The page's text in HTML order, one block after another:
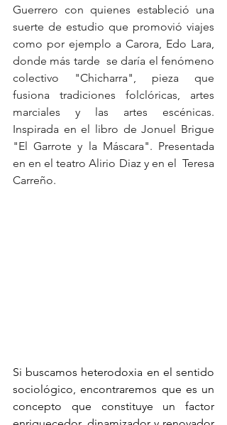
Guerrero con quienes estableció una
suerte de estudio que promovió viajes
como por ejemplo a Carora, Edo Lara,
donde más tarde  se daría el fenómeno
colectivo "Chicharra", pieza que
fusiona tradiciones folclóricas, artes
marciales y las artes escénicas.
Inspirada en el libro de Jonuel Brigue
"El Garrote y la Máscara". Presentada
en en el teatro Alirio Diaz y en el  Teresa
Carreño.
Si buscamos heterodoxia en el sentido
sociológico, encontraremos que es un
concepto que constituye un factor